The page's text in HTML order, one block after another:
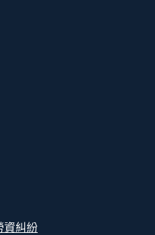
資糾紛